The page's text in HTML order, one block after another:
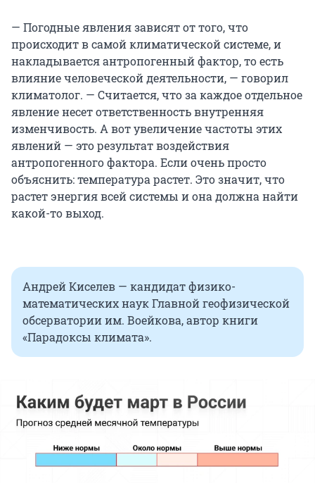
— Погодные явления зависят от того, что
происходит в самой климатической системе, и
накладывается антропогенный фактор, то есть
влияние человеческой деятельности, — говорил
климатолог. — Считается, что за каждое отдельное
явление несет ответственность внутренняя
изменчивость. А вот увеличение частоты этих
явлений — это результат воздействия
антропогенного фактора. Если очень просто
объяснить: температура растет. Это значит, что
растет энергия всей системы и она должна найти
какой-то выход.
Андрей Киселев — кандидат физико-
математических наук Главной геофизической
обсерватории им. Воейкова, автор книги
«Парадоксы климата».